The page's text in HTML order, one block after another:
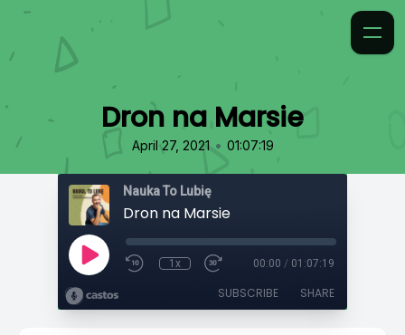
Dron na Marsie
April 27, 2021 • 01:07:19
Nauka To Lubię
Dron na Marsie
1x 00:00 / 01:07:19
SUBSCRIBE SHARE